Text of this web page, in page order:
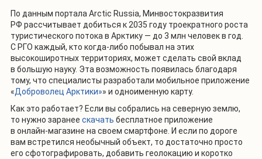
По данным портала Arctic Russia, Минвостокразвития
РФ рассчитывает добиться к 2035 году троекратного роста
туристического потока в Арктику — до 3 млн человек в год.
С РГО каждый, кто когда-либо побывал на этих
высокоширотных территориях, может сделать свой вклад
в большую науку. Эта возможность появилась благодаря
тому, что специалисты разработали мобильное приложение
«Доброволец Арктики»» и одноименную карту.
Как это работает? Если вы собрались на северную землю,
то нужно заранее скачать бесплатное приложение
в онлайн-магазине на своем смартфоне. И если по дороге
вам встретился необычный объект, то достаточно просто
его сфотографировать, добавить геолокацию и коротко